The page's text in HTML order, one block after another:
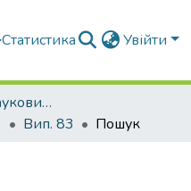
Статистика Увійти
Вибрані статті з наукових збірників КНУБА
Вип. 83 Пошук